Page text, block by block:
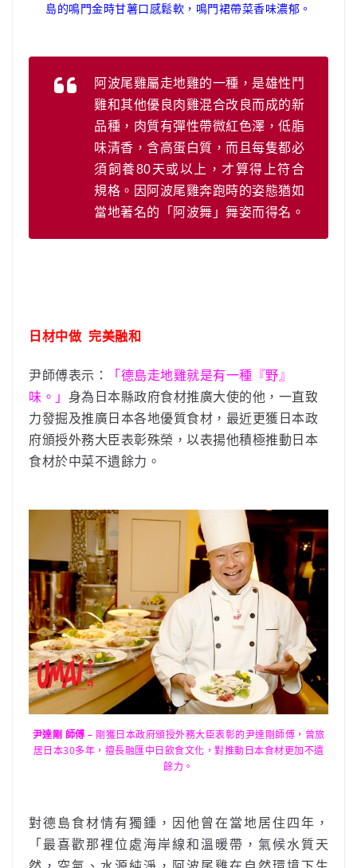
島的鳴門金時甘薯口感鬆軟，鳴門裙帶菜香味濃郁。
阿波尾雞屬走地雞的一種，是雄性鬥
雞和其他優良肉雞混合改良而成的新
品種，肉質有彈性帶微紅色澤，低脂
味清香，含高蛋白質，而且每隻都必
須飼養80天或以上，才算得上符合
規格。因阿波尾雞奔跑時的姿態猶如
當地著名的「阿波舞」舞姿而得名。
日材中做 完美融和
尹師傅表示：
「德島走地雞就是有一種『野』
味。」 身為日本縣政府食材推廣大使的他，一直致
力發掘及推廣日本各地優質食材，最近更獲日本政
府頒授外務大臣表彰殊榮，以表揚他積極推動日本
食材於中菜不遺餘力。
尹達剛 師傅 – 剛獲日本政府頒授外務大臣表彰的尹達剛師傅，曾旅
居日本30多年，擅長融匯中日飲食文化，對推動日本食材更加不遺
餘力。
對德島食材情有獨鍾，因他曾在當地居住四年，
「最喜歡那裡位處海岸線和溫暖帶，氣候水質天